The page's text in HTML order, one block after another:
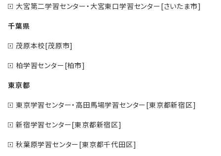
大宮第二学習センター・大宮東口学習センター[さいたま市]
千葉県
茂原本校[茂原市]
柏学習センター[柏市]
東京都
東京学習センター・高田馬場学習センター[東京都新宿区]
新宿学習センター[東京都新宿区]
秋葉原学習センター[東京都千代田区]